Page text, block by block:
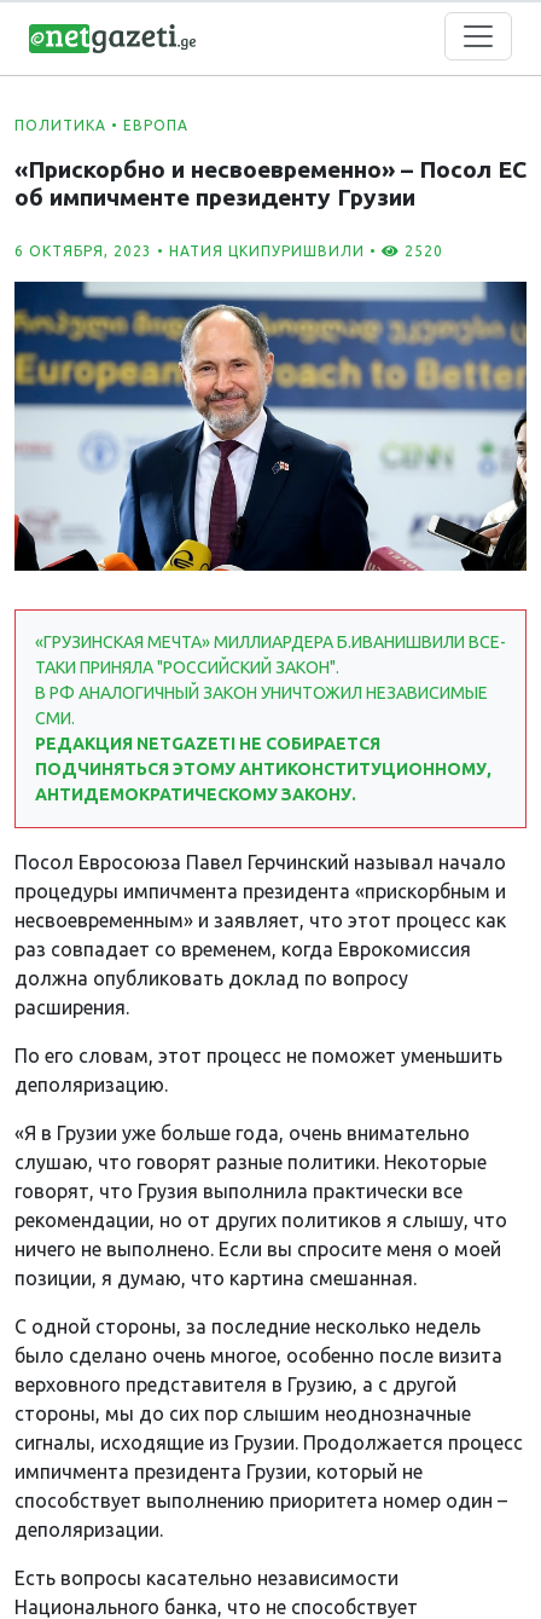
ПОЛИТИКА • ЕВРОПА
«Прискорбно и несвоевременно» – Посол ЕС
об импичменте президенту Грузии
6 ОКТЯБРЯ, 2023 • НАТИЯ ЦКИПУРИШВИЛИ • 2520
«ГРУЗИНСКАЯ МЕЧТА» МИЛЛИАРДЕРА Б.ИВАНИШВИЛИ ВСЕ-
ТАКИ ПРИНЯЛА "РОССИЙСКИЙ ЗАКОН".
В РФ АНАЛОГИЧНЫЙ ЗАКОН УНИЧТОЖИЛ НЕЗАВИСИМЫЕ
СМИ.
РЕДАКЦИЯ NETGAZETI НЕ СОБИРАЕТСЯ
ПОДЧИНЯТЬСЯ ЭТОМУ АНТИКОНСТИТУЦИОННОМУ,
АНТИДЕМОКРАТИЧЕСКОМУ ЗАКОНУ.
Посол Евросоюза Павел Герчинский называл начало
процедуры импичмента президента «прискорбным и
несвоевременным» и заявляет, что этот процесс как
раз совпадает со временем, когда Еврокомиссия
должна опубликовать доклад по вопросу
расширения.
По его словам, этот процесс не поможет уменьшить
деполяризацию.
«Я в Грузии уже больше года, очень внимательно
слушаю, что говорят разные политики. Некоторые
говорят, что Грузия выполнила практически все
рекомендации, но от других политиков я слышу, что
ничего не выполнено. Если вы спросите меня о моей
позиции, я думаю, что картина смешанная.
С одной стороны, за последние несколько недель
было сделано очень многое, особенно после визита
верховного представителя в Грузию, а с другой
стороны, мы до сих пор слышим неоднозначные
сигналы, исходящие из Грузии. Продолжается процесс
импичмента президента Грузии, который не
способствует выполнению приоритета номер один –
деполяризации.
Есть вопросы касательно независимости
Национального банка, что не способствует